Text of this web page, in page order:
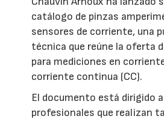
catálogo de pinzas
sensores de corriente, una
técnica que reúne la oferta
para mediciones en
corriente continua (CC).
El documento está dirigido
profesionales que realizan